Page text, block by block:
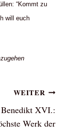
“Kommt zu
will euch
WEITER
Benedikt XVI.:
Werk der